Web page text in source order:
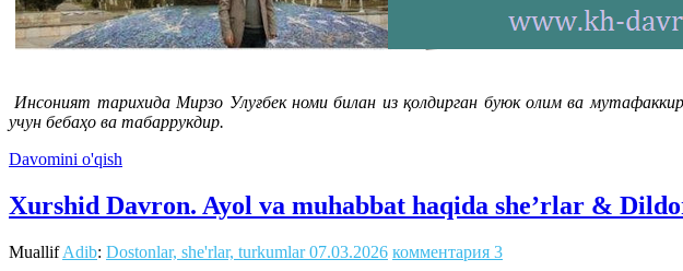
Инсоният тарихида Мирзо Улуғбек номи билан из қолдирган буюк олим ва
учун бебаҳо ва табаррукдир.
Davomini o'qish
Xurshid Davron. Ayol va muhabbat haqida she’rlar &
MuallifAdib: Dostonlar, she'rlar, turkumlar 07.03.2026 комментария 3